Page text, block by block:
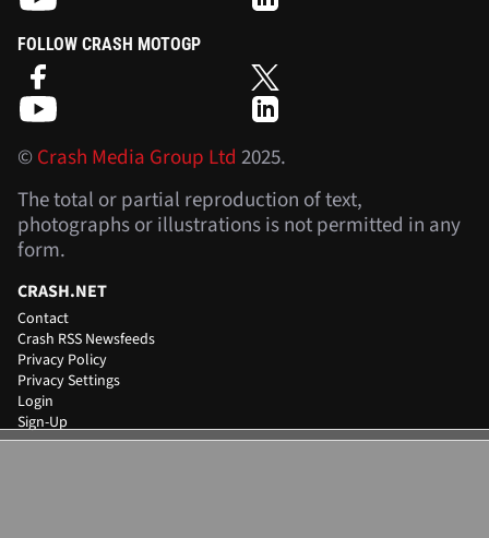
FOLLOW CRASH MOTOGP
©Crash Media Group Ltd 2025.
The total or partial reproduction of text,
photographs or illustrations is not permitted in any
form.
CRASH.NET
Contact
Crash RSS Newsfeeds
Privacy Policy
Privacy Settings
Login
Sign-Up